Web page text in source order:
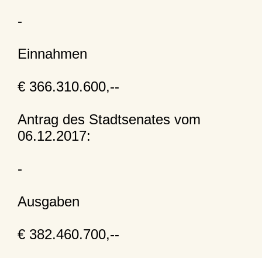
-
Einnahmen
€ 366.310.600,--
Antrag des Stadtsenates vom
06.12.2017:
-
Ausgaben
€ 382.460.700,--